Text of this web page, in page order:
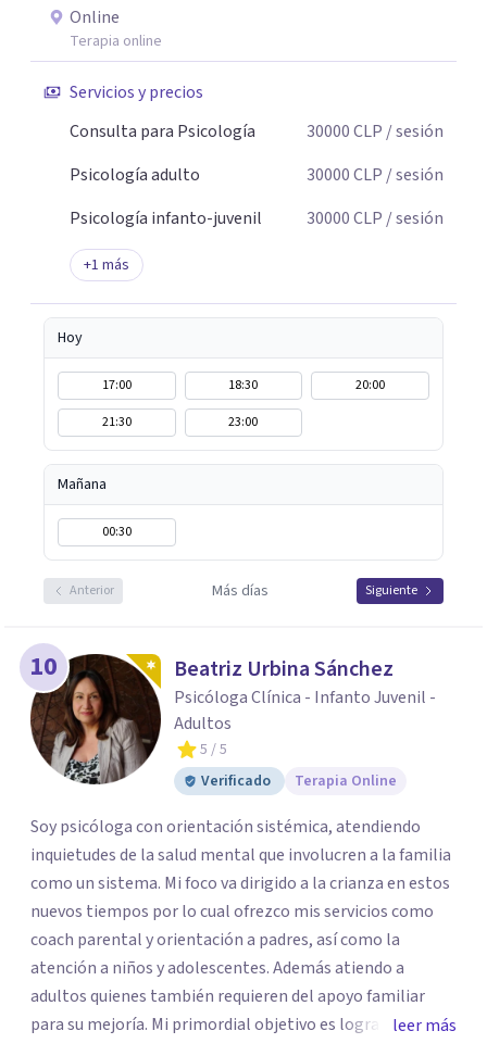
Online
Terapia online
Servicios y precios
Consulta para Psicología
30000CLP / sesión
Psicología adulto
30000CLP / sesión
Psicología infanto-juvenil
30000CLP / sesión
+1 más
Hoy
17:00 18:30
20:00
21:30
23:00
Mañana
00:30
Anterior Más días Siguiente
10 Beatriz Urbina Sánchez
Psicóloga Clínica - Infanto Juvenil -
Adultos
5 / 5
Verificado
Terapia Online
Soy psicóloga con orientación sistémica, atendiendo
inquietudes de la salud mental que involucren a la familia
como un sistema. Mi foco va dirigido a la crianza en estos
nuevos tiempos por lo cual ofrezco mis servicios como
coach parental y orientación a padres, así como la
atención a niños y adolescentes. Además atiendo a
adultos quienes también requieren del apoyo familiar
para su mejoría. Mi primordial objetivo es lograr unleer más